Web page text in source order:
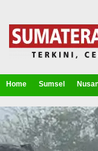
Home Sumsel